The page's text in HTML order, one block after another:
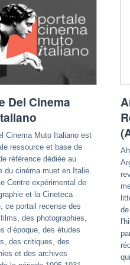
Del Cinema
Cinema Muto Italiano est
ressource et base de
référence dédiée au
du cinéma muet en Italie.
Centre expérimental de
et la Cineteca
ce portail recense des
des photographies,
d’époque, des études
des critiques, des
et des archives